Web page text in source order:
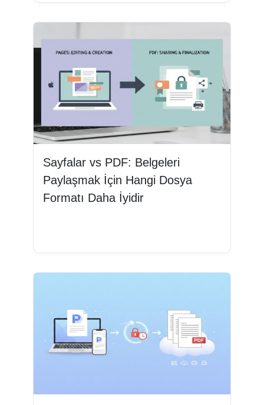
Sayfalar vs PDF: Belgeleri
Paylaşmak İçin Hangi Dosya
Formatı Daha İyidir